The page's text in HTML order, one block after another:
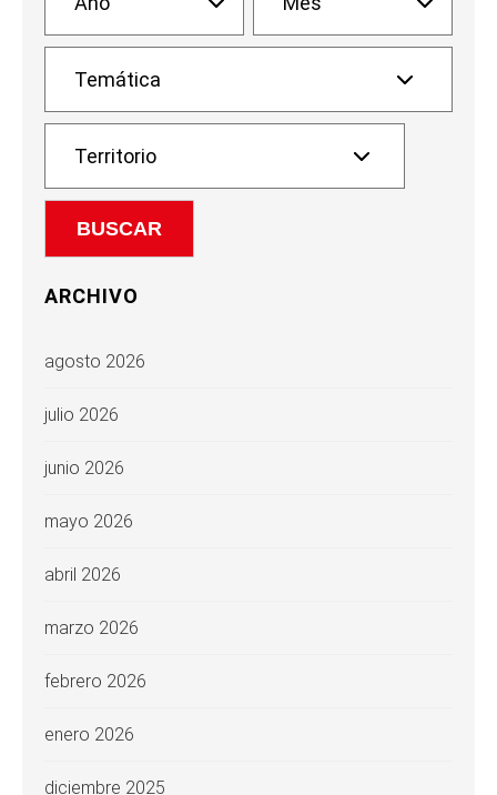
ARCHIVO
agosto 2026
julio 2026
junio 2026
mayo 2026
abril 2026
marzo 2026
febrero 2026
enero 2026
diciembre 2025